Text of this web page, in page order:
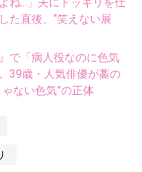
ね...」夫にドッキリを仕
た直後、“笑えない展
で「病人役なのに色気
39歳・人気俳優が藁の
ない色気”の正体